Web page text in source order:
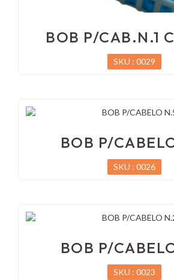
BOB P/CAB.N.1
SKU : 0029
BOB P/
SKU : 0026
BOB P/
SKU : 0023